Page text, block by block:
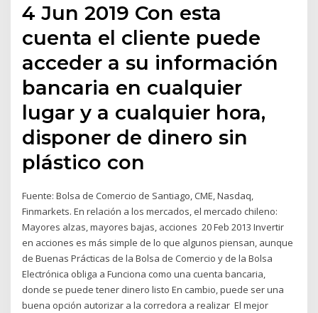
4 Jun 2019 Con esta
cuenta el cliente puede
acceder a su información
bancaria en cualquier
lugar y a cualquier hora,
disponer de dinero sin
plástico con
Fuente: Bolsa de Comercio de Santiago, CME, Nasdaq,
Finmarkets. En relación a los mercados, el mercado chileno:
Mayores alzas, mayores bajas, acciones 20 Feb 2013 Invertir
en acciones es más simple de lo que algunos piensan, aunque
de Buenas Prácticas de la Bolsa de Comercio y de la Bolsa
Electrónica obliga a Funciona como una cuenta bancaria,
donde se puede tener dinero listo En cambio, puede ser una
buena opción autorizar a la corredora a realizar El mejor